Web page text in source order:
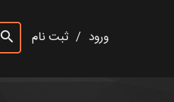
ورود / ثبت نام search